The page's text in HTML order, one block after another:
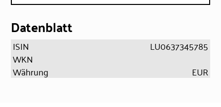
Datenblatt
ISIN
LU0637345785
WKN
Währung
EUR